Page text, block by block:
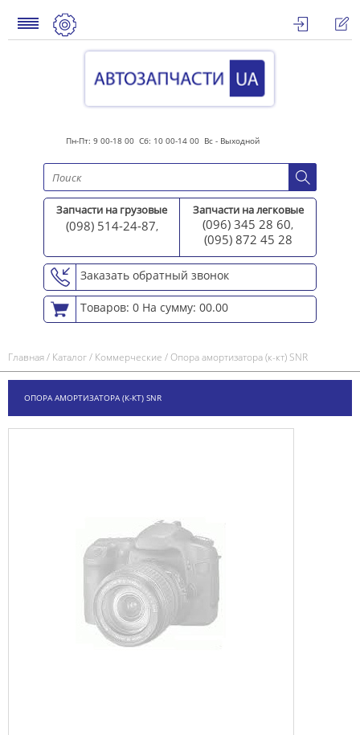
Пн-Пт: 9 00-18 00 Сб: 10 00-14 00 Вс - Выходной
Запчасти на грузовые
(098) 514-24-87,
Запчасти на легковые
(096) 345 28 60,
(095) 872 45 28
Заказать обратный звонок
Товаров: 0 На сумму: 00.00
Главная/ Каталог/ Коммерческие /Опора амортизатора (к-кт) SNR
ОПОРА АМОРТИЗАТОРА (К-КТ) SNR